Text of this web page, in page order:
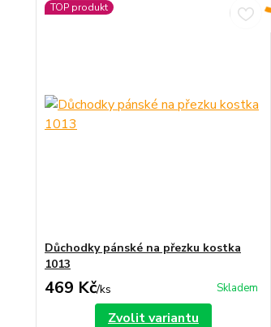
TOP produkt
Důchodky pánské na přezku kostka
1013
469 Kč/ks Skladem
Zvolit variantu